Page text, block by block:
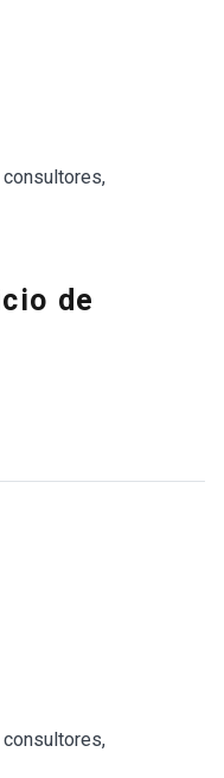
consultores,
de